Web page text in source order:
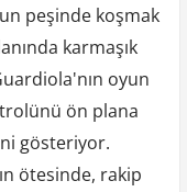
peşinde koşmak
karmaşık
oyun
ön plana
gösteriyor.
ötesinde, rakip